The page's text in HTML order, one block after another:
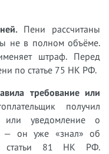
Пени рассчитаны
не в полном объёме.
штраф. Перед
по статье 75 НК РФ.
требование или
получил
или уведомление о
— он уже «знал» об
статьи 81 НК РФ.